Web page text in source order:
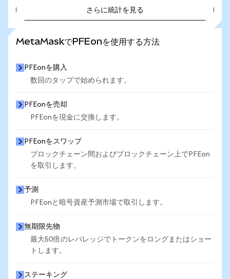
さらに統計を見る
MetaMaskでPFEonを使用する方法
PFEonを購入
数回のタップで始められます。
PFEonを売却
PFEonを現金に交換します。
PFEonをスワップ
ブロックチェーン間およびブロックチェーン上でPFEon
を取引します。
予測
PFEonと暗号資産予測市場で取引します。
無期限先物
最大50倍のレバレッジでトークンをロングまたはショー
トします。
ステーキング